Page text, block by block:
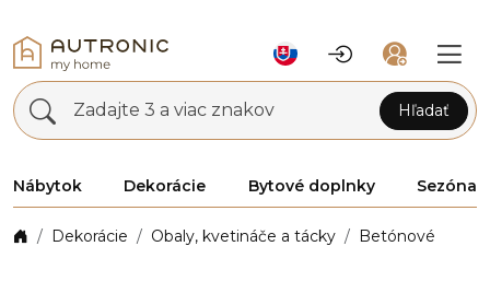
Zadajte 3 a viac znakov Hľadať
Nábytok Dekorácie Bytové doplnky Sezóna
Dekorácie Obaly, kvetináče a tácky Betónové